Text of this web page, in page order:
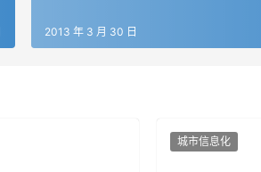
2013 年 3 月 30 日
城市信息化